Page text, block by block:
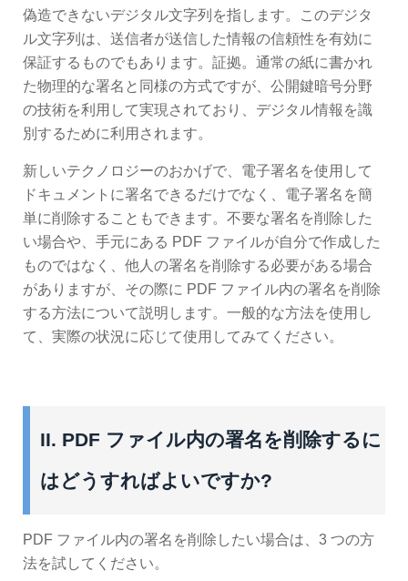
偽造できないデジタル文字列を指します。このデジタ
ル文字列は、送信者が送信した情報の信頼性を有効に
保証するものでもあります。証拠。通常の紙に書かれ
た物理的な署名と同様の方式ですが、公開鍵暗号分野
の技術を利用して実現されており、デジタル情報を識
別するために利用されます。
新しいテクノロジーのおかげで、電子署名を使用して
ドキュメントに署名できるだけでなく、電子署名を簡
単に削除することもできます。不要な署名を削除した
い場合や、手元にある PDF ファイルが自分で作成した
ものではなく、他人の署名を削除する必要がある場合
がありますが、その際に PDF ファイル内の署名を削除
する方法について説明します。一般的な方法を使用し
て、実際の状況に応じて使用してみてください。
II. PDF ファイル内の署名を削除するに
はどうすればよいですか?
PDF ファイル内の署名を削除したい場合は、3 つの方
法を試してください。